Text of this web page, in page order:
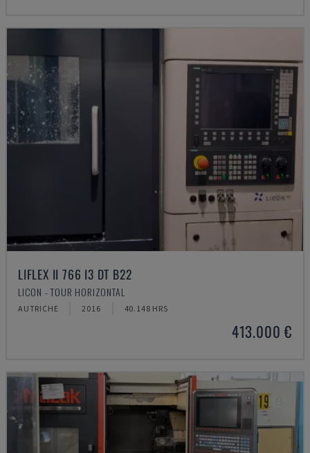
LIFLEX II 766 I3 DT B22
LICON - TOUR HORIZONTAL
AUTRICHE 2016 40.148 HRS
413.000 €